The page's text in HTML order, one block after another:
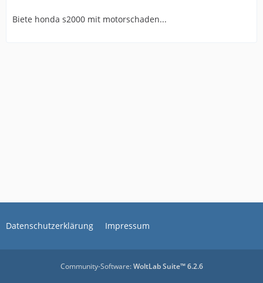
Biete honda s2000 mit motorschaden...
Datenschutzerklärung Impressum
Community-Software:WoltLab Suite™ 6.2.6